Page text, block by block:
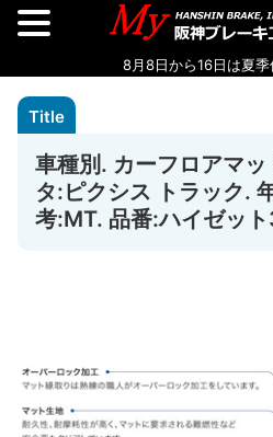
車種別. カーフロアマ
タ:ピクシス トラック.
考:MT. 品番:ハイゼッ